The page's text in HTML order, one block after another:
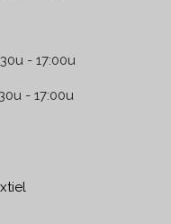
- 17:00u
- 17:00u